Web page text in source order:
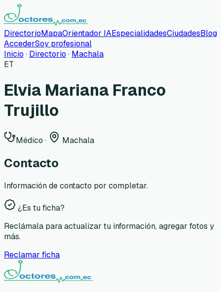
DirectorioMapaOrientador IAEspecialidadesCiudadesBlog
AccederSoy profesional
Inicio · Directorio · Machala
ET
Elvia Mariana Franco
Trujillo
Médico · Machala
Contacto
Información de contacto por completar.
¿Es tu ficha?
Reclámala para actualizar tu información, agregar fotos y
más.
Reclamar ficha